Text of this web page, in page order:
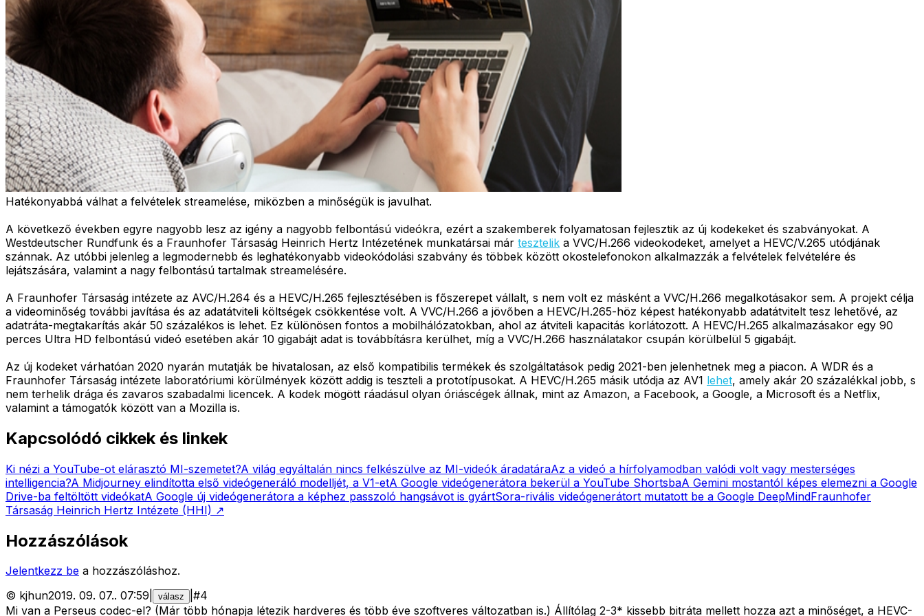
Hatékonyabbá válhat a felvételek streamelése, miközben a minőségük is javulhat.
A következő években egyre nagyobb lesz az igény a nagyobb felbontású videókra, ezért a szakemberek folyamatosan fejlesztik az új kodekeket és szabványokat. A
Westdeutscher Rundfunk és a Fraunhofer Társaság Heinrich Hertz Intézetének munkatársai már tesztelik a VVC/H.266 videokodeket, amelyet a HEVC/V.265 utódjának
szánnak. Az utóbbi jelenleg a legmodernebb és leghatékonyabb videokódolási szabvány és többek között okostelefonokon alkalmazzák a felvételek felvételére és
lejátszására, valamint a nagy felbontású tartalmak streamelésére.
A Fraunhofer Társaság intézete az AVC/H.264 és a HEVC/H.265 fejlesztésében is főszerepet vállalt, s nem volt ez másként a VVC/H.266 megalkotásakor sem. A projekt célja
a videominőség további javítása és az adatátviteli költségek csökkentése volt. A VVC/H.266 a jövőben a HEVC/H.265-höz képest hatékonyabb adatátvitelt tesz lehetővé, az
adatráta-megtakarítás akár 50 százalékos is lehet. Ez különösen fontos a mobilhálózatokban, ahol az átviteli kapacitás korlátozott. A HEVC/H.265 alkalmazásakor egy 90
perces Ultra HD felbontású videó esetében akár 10 gigabájt adat is továbbításra kerülhet, míg a VVC/H.266 használatakor csupán körülbelül 5 gigabájt.
Az új kodeket várhatóan 2020 nyarán mutatják be hivatalosan, az első kompatibilis termékek és szolgáltatások pedig 2021-ben jelenhetnek meg a piacon. A WDR és a
Fraunhofer Társaság intézete laboratóriumi körülmények között addig is teszteli a prototípusokat. A HEVC/H.265 másik utódja az AV1 lehet, amely akár 20 százalékkal jobb, s
nem terhelik drága és zavaros szabadalmi licencek. A kodek mögött ráadásul olyan óriáscégek állnak, mint az Amazon, a Facebook, a Google, a Microsoft és a Netflix,
valamint a támogatók között van a Mozilla is.
Kapcsolódó cikkek és linkek
Ki nézi a YouTube-ot elárasztó MI-szemetet?A világ egyáltalán nincs felkészülve az MI-videók áradatáraAz a videó a hírfolyamodban valódi volt vagy mesterséges
intelligencia?A Midjourney elindította első videógeneráló modelljét, a V1-etA Google videógenerátora bekerül a YouTube ShortsbaA Gemini mostantól képes elemezni a Google
Drive-ba feltöltött videókatA Google új videógenerátora a képhez passzoló hangsávot is gyártSora-rivális videógenerátort mutatott be a Google DeepMindFraunhofer
Társaság Heinrich Hertz Intézete (HHI) ↗
Hozzászólások
Jelentkezz be a hozzászóláshoz.
© kjhun2019. 09. 07.. 07:59 válasz #4
Mi van a Perseus codec-el? (Már több hónapja létezik hardveres és több éve szoftveres változatban is.) Állítólag 2-3* kissebb bitráta mellett hozza azt a minőséget, a HEVC-